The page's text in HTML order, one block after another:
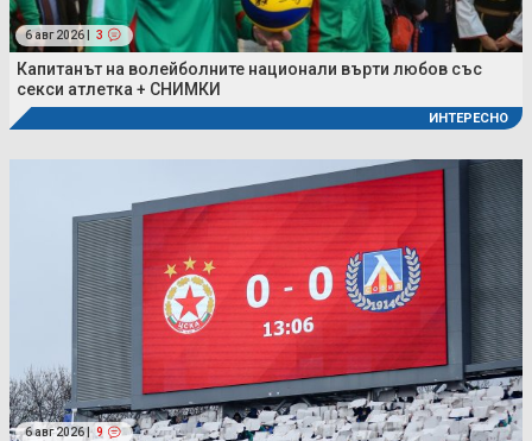
6 авг 2026 | 3
Капитанът на волейболните национали върти любов със
секси атлетка + СНИМКИ
ИНТЕРЕСНО
6 авг 2026 | 9